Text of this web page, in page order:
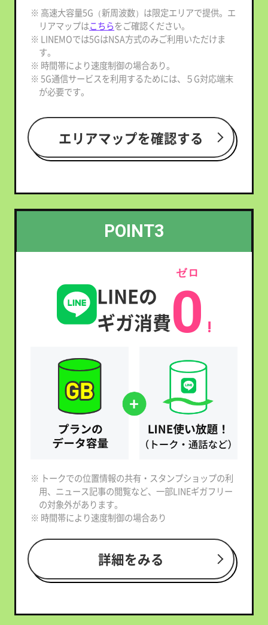
※ 高速大容量5G（新周波数）は限定エリアで提供。エ
リアマップはこちらをご確認ください。
※ LINEMOでは5GはNSA方式のみご利用いただけま
す。
※ 時間帯により速度制御の場合あり。
※ 5G通信サービスを利用するためには、５G対応端末
が必要です。
エリアマップを確認する
POINT3
LINEの
ギガ消費0
ゼロ
!
※ トークでの位置情報の共有・スタンプショップの利
用、ニュース記事の閲覧など、一部LINEギガフリー
の対象外があります。
※ 時間帯により速度制御の場合あり
詳細をみる